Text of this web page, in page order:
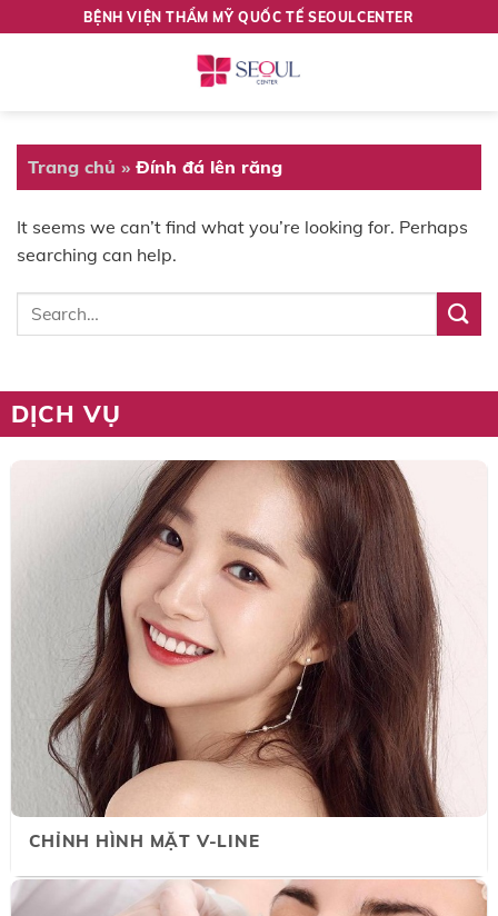
BỆNH VIỆN THẨM MỸ QUỐC TẾ SEOULCENTER
Trang chủ » Đính đá lên răng
It seems we can’t find what you’re looking for. Perhaps
searching can help.
DỊCH VỤ
CHỈNH HÌNH MẶT V-LINE